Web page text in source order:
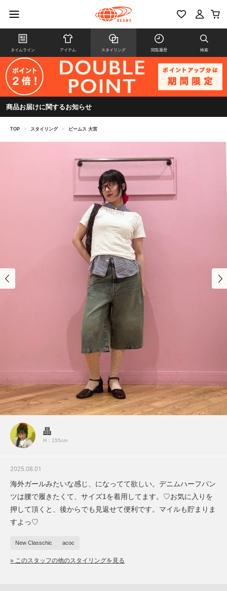
タイムライン アイテム スタイリング 閲覧履歴 検索
商品お届けに関するお知らせ
TOP > スタイリング > ビームス 大宮
晶
H：155cm
2025.08.01
海外ガールみたいな感じ、になってて欲しい。デニムハーフパン
ツは腰で履きたくて、サイズ1を着用してます。♡お気に入りを
押して頂くと、後からでも見返せて便利です。マイルも貯まりま
すよっ♡
New Classchic acoc
» このスタッフの他のスタイリングを見る